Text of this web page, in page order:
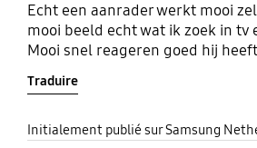
Echt een aanrader werkt mooi
mooi beeld echt wat ik zoek in tv
Mooi snel reageren goed hij
Traduire
Initialement publié sur Samsung